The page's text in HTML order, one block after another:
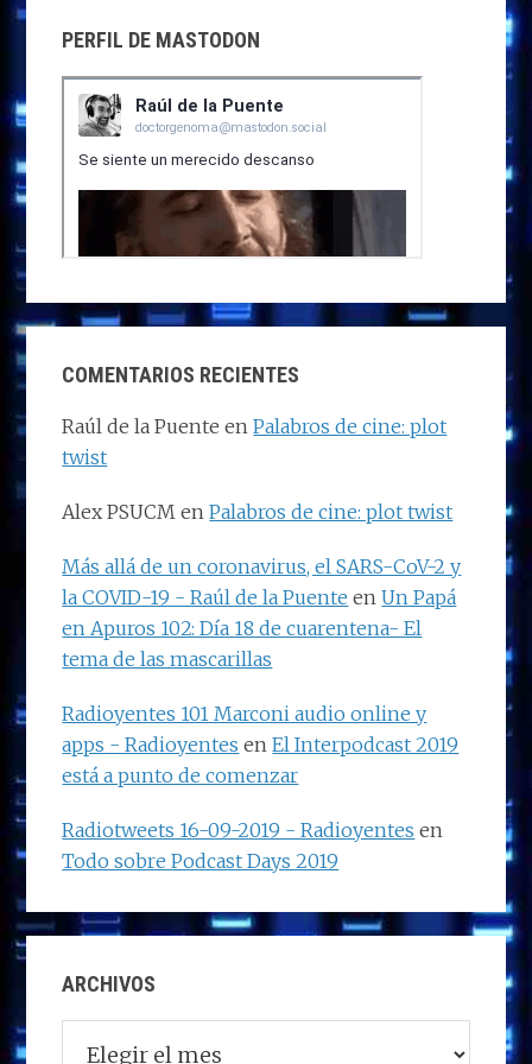
PERFIL DE MASTODON
COMENTARIOS RECIENTES
Raúl de la Puente enPalabros de cine: plot
twist
Alex PSUCM enPalabros de cine: plot twist
Más allá de un coronavirus, el SARS-CoV-2 y
la COVID-19 - Raúl de la Puente enUn Papá
en Apuros 102: Día 18 de cuarentena- El
tema de las mascarillas
Radioyentes 101 Marconi audio online y
apps - Radioyentes enEl Interpodcast 2019
está a punto de comenzar
Radiotweets 16-09-2019 - Radioyentes en
Todo sobre Podcast Days 2019
ARCHIVOS